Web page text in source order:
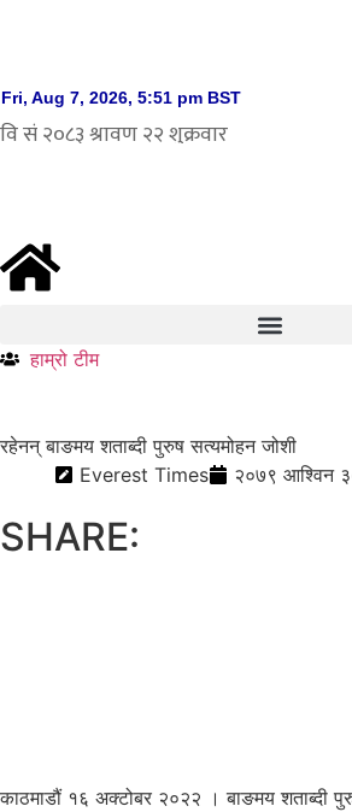
हाम्रो टीम
रहेनन् बाङमय शताब्दी पुरुष सत्यमोहन जोशी
Everest Times
२०७९ आश्विन
SHARE:
काठमाडौं १६ अक्टोबर २०२२ । बाङमय शताब्दी